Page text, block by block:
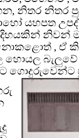
නිතර නිතර
යහපත
නිවන්
නොකළොත් , ඒ
හොයල